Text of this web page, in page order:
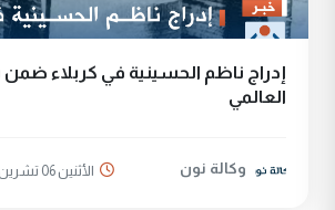
إدراج ناظم الحسينية في كربلاء
العالمي
وكالة نون الأثنين 06 تشرين الثاني 2023